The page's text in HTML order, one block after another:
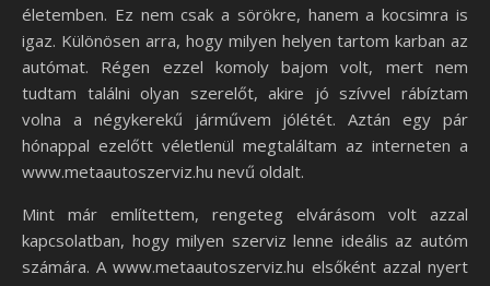
életemben. Ez nem csak a sörökre, hanem a kocsimra is
igaz. Különösen arra, hogy milyen helyen tartom karban az
autómat. Régen ezzel komoly bajom volt, mert nem
tudtam találni olyan szerelőt, akire jó szívvel rábíztam
volna a négykerekű járművem jólétét. Aztán egy pár
hónappal ezelőtt véletlenül megtaláltam az interneten a
www.metaautoszerviz.hu nevű oldalt.
Mint már említettem, rengeteg elvárásom volt azzal
kapcsolatban, hogy milyen szerviz lenne ideális az autóm
számára. A www.metaautoszerviz.hu elsőként azzal nyert